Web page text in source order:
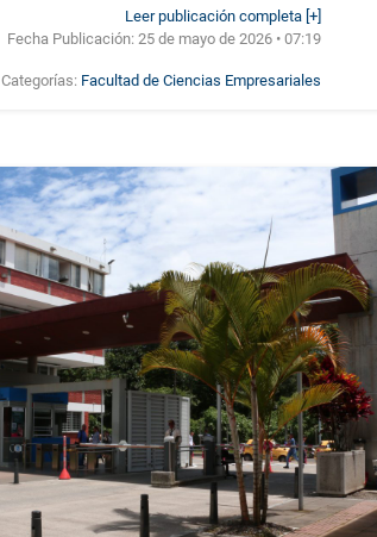
Leer publicación completa [+]
Fecha Publicación:25 de mayo de 2026 • 07:19
Categorías: Facultad de Ciencias Empresariales